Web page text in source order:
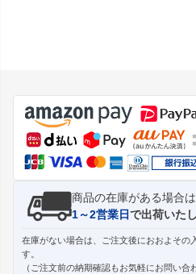
商品の在庫がある場合は
1～2営業日で出荷いた
在庫がない場合は、ご注文後におおよその
す。
（ご注文前の納期確認もお気軽にお問い合